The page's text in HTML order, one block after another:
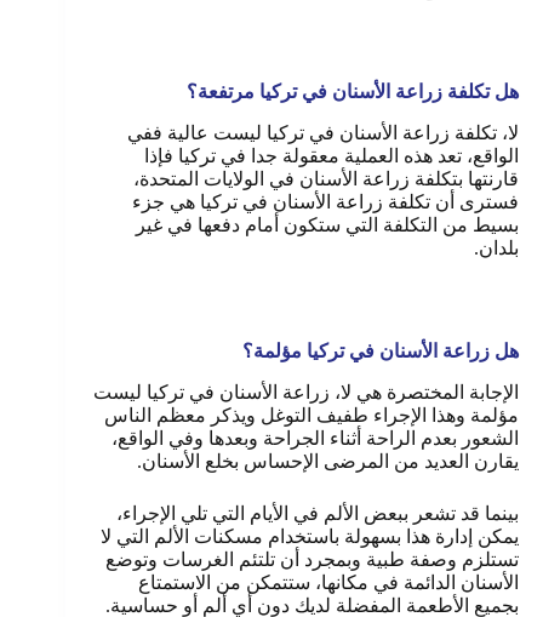
هل تكلفة زراعة الأسنان في تركيا مرتفعة؟
لا، تكلفة زراعة الأسنان في تركيا ليست عالية ففي
الواقع، تعد هذه العملية معقولة جدا في تركيا فإذا
قارنتها بتكلفة زراعة الأسنان في الولايات المتحدة،
فسترى أن تكلفة زراعة الأسنان في تركيا هي جزء
بسيط من التكلفة التي ستكون أمام دفعها في غير
بلدان.
هل زراعة الأسنان في تركيا مؤلمة؟
الإجابة المختصرة هي لا، زراعة الأسنان في تركيا ليست
مؤلمة وهذا الإجراء طفيف التوغل ويذكر معظم الناس
الشعور بعدم الراحة أثناء الجراحة وبعدها وفي الواقع،
يقارن العديد من المرضى الإحساس بخلع الأسنان.
بينما قد تشعر ببعض الألم في الأيام التي تلي الإجراء،
يمكن إدارة هذا بسهولة باستخدام مسكنات الألم التي لا
تستلزم وصفة طبية وبمجرد أن تلتئم الغرسات وتوضع
الأسنان الدائمة في مكانها، ستتمكن من الاستمتاع
بجميع الأطعمة المفضلة لديك دون أي ألم أو حساسية.